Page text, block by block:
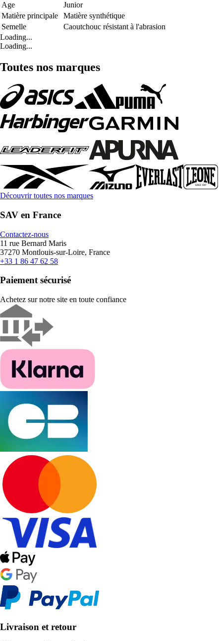
Age
Junior
Matière principale
Matière synthétique
Semelle
Caoutchouc résistant à l'abrasion
Loading...
Loading...
Toutes nos marques
Découvrir toutes nos marques
SAV en France
Contactez-nous
11 rue Bernard Maris
37270 Montlouis-sur-Loire, France
+33 1 86 47 62 58
Paiement sécurisé
Achetez sur notre site en toute confiance
Livraison et retour